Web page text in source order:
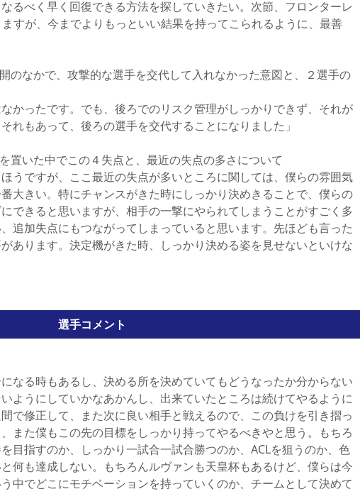
るべく早く回復できる方法を探していきたい。次節、フロンターレ
すが、今までよりもっといい結果を持ってこられるように、最善
のなかで、攻撃的な選手を交代して入れなかった意図と、２選手の
かったです。でも、後ろでのリスク管理がしっかりできず、それが
れもあって、後ろの選手を交代することになりました」
置いた中でこの４失点と、最近の失点の多さについて
うですが、ここ最近の失点が多いところに関しては、僕らの雰囲気
大きい。特にチャンスがきた時にしっかり決めきることで、僕らの
できると思いますが、相手の一撃にやられてしまうことがすごく多
追加失点にもつながってしまっていると思います。先ほども言った
あります。決定機がきた時、しっかり決める姿を見せないといけな
選手コメント
なる時もあるし、決める所を決めていてもどうなったか分からない
ようにしていかなあかんし、出来ていたところは続けてやるように
で修正して、また次に良い相手と戦えるので、この負けを引き摺っ
また僕もこの先の目標をしっかり持ってやるべきやと思う。もちろ
目指すのか、しっかり一試合一試合勝つのか、ACLを狙うのか、色
何も達成しない。もちろんルヴァンも天皇杯もあるけど、僕らは今
中でどこにモチベーションを持っていくのか、チームとして決めて